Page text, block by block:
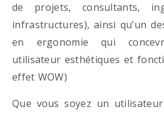
de projets, consultants,
infrastructures), ainsi qu’un
en ergonomie qui
utilisateur esthétiques et
effet WOW)
Que vous soyez un